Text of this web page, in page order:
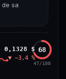
sa
0,1328 $
▼ −3,4 %
68
47/100